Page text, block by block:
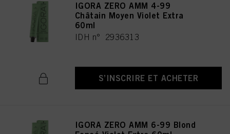
IGORA ZERO AMM 4-99
Châtain Moyen Violet Extra
60ml
IDH n° 2936313
S’INSCRIRE ET ACHETER
IGORA ZERO AMM 6-99 Blond